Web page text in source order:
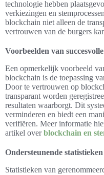
technologie hebben
verkiezingen en
blockchain niet alleen de
vertrouwen van de burgers
Voorbeelden van
Een opmerkelijk voorbeeld
blockchain is de toepassing
Door te vertrouwen op
transparant worden
resultaten waarborgt. Dit
verminderen en biedt een
verifiëren. Meer informatie
artikel overblockchain en
Ondersteunende
Statistieken van